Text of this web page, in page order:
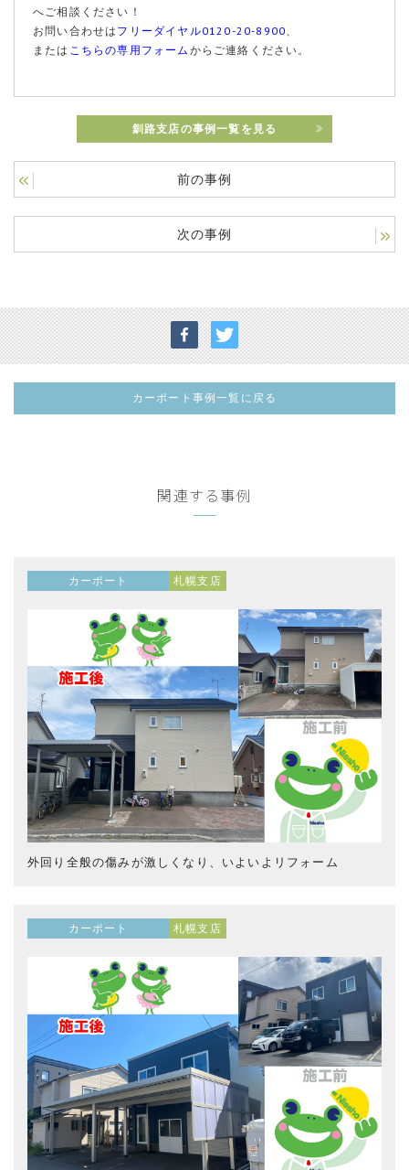
へご相談ください！
お問い合わせは フリーダイヤル0120-20-8900
または こちらの専用フォーム からご連絡ください。
釧路支店の事例一覧を見る
前の事例
次の事例
カーポート事例一覧に戻る
関連する事例
カーポート 札幌支店
外回り全般の傷みが激しくなり、いよいよリフォーム
カーポート 札幌支店